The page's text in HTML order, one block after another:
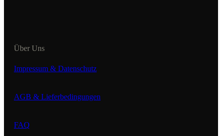
Über Uns
Impressum & Datenschutz
AGB & Lieferbedingungen
FAQ